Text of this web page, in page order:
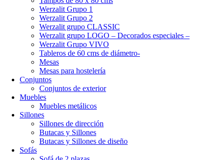
Werzalit Grupo 1
Werzalit Grupo 2
Werzalit grupo CLASSIC
Werzalit grupo LOGO – Decorados especiales –
Werzalit Grupo VIVO
Tableros de 60 cms de diámetro-
Mesas
Mesas para hostelería
Conjuntos
Conjuntos de exterior
Muebles
Muebles metálicos
Sillones
Sillones de dirección
Butacas y Sillones
Butacas y Sillones de diseño
Sofás